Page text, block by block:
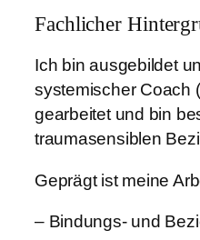
Fachlicher
Ich bin ausgebildet
systemischer Coach
gearbeitet und bin
traumasensiblen
Geprägt ist meine
– Bindungs- und